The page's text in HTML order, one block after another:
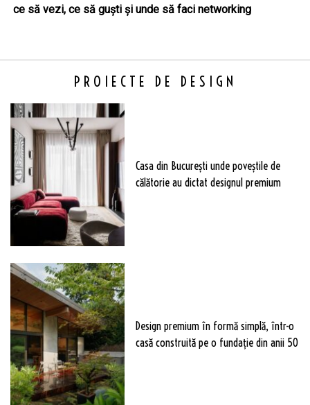
ce să vezi, ce să guști și unde să faci networking
PROIECTE DE DESIGN
Casa din București unde poveștile de
călătorie au dictat designul premium
Design premium în formă simplă, într-o
casă construită pe o fundație din anii 50